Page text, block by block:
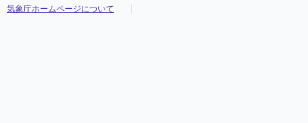
気象庁ホームページについて